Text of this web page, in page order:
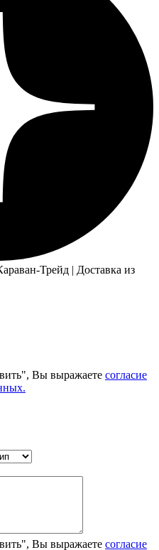
Трейд | Доставка из
Вы выражаете согласие
Вы выражаете согласие